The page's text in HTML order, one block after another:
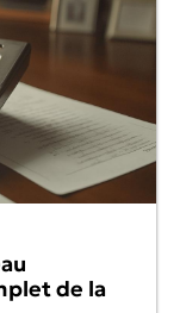
de la